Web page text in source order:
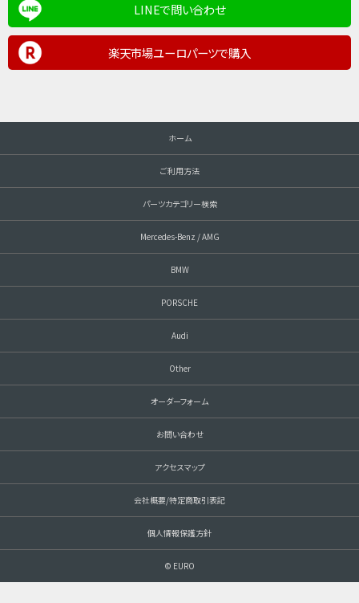
LINEで問い合わせ
楽天市場ユーロパーツで購入
ホーム
ご利用方法
パーツカテゴリー検索
Mercedes-Benz / AMG
BMW
PORSCHE
Audi
Other
オーダーフォーム
お問い合わせ
アクセスマップ
会社概要/特定商取引表記
個人情報保護方針
© EURO